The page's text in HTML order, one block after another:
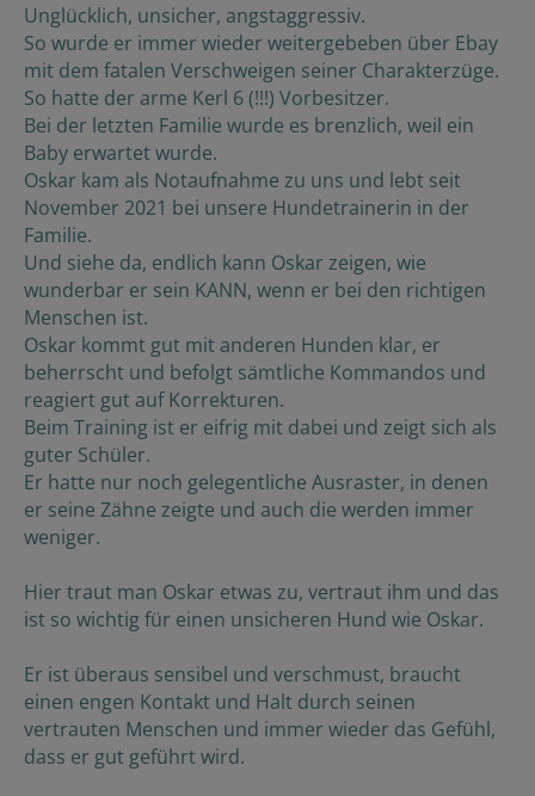
Unglücklich, unsicher, angstaggressiv.
So wurde er immer wieder weitergebeben über Ebay
mit dem fatalen Verschweigen seiner Charakterzüge.
So hatte der arme Kerl 6 (!!!) Vorbesitzer.
Bei der letzten Familie wurde es brenzlich, weil ein
Baby erwartet wurde.
Oskar kam als Notaufnahme zu uns und lebt seit
November 2021 bei unsere Hundetrainerin in der
Familie.
Und siehe da, endlich kann Oskar zeigen, wie
wunderbar er sein KANN, wenn er bei den richtigen
Menschen ist.
Oskar kommt gut mit anderen Hunden klar, er
beherrscht und befolgt sämtliche Kommandos und
reagiert gut auf Korrekturen.
Beim Training ist er eifrig mit dabei und zeigt sich als
guter Schüler.
Er hatte nur noch gelegentliche Ausraster, in denen
er seine Zähne zeigte und auch die werden immer
weniger.
Hier traut man Oskar etwas zu, vertraut ihm und das
ist so wichtig für einen unsicheren Hund wie Oskar.
Er ist überaus sensibel und verschmust, braucht
einen engen Kontakt und Halt durch seinen
vertrauten Menschen und immer wieder das Gefühl,
dass er gut geführt wird.